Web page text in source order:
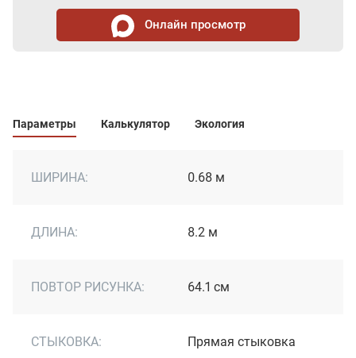
Онлайн просмотр
Параметры Калькулятор Экология
ШИРИНА: 0.68 м
ДЛИНА: 8.2 м
ПОВТОР РИСУНКА: 64.1 см
СТЫКОВКА: Прямая стыковка